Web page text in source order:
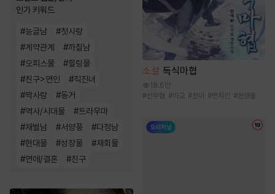
인기 키워드
#능글남 #첫사랑
#계약관계 #까칠남
#오피스물 #힐링물
#친구>연인 #직진녀
#짝사랑 #동거
#역사/시대물 #트라우마
#재벌남 #서양풍 #다정남
#현대물 #성장물 #재회물
#연애/결혼 #친구
소설 독식마협
18.6만
#신무협 #마교 #천마 #먼치킨 #환생물